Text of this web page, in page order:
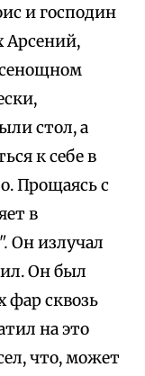
и господин
Арсений,
стол, а
к себе в
Прощаясь с
в
Он излучал
Он был
фар сквозь
на это
что, может